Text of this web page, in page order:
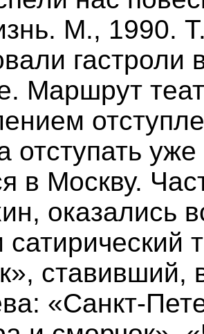
М., 1990.
гастроли
Маршрут
отступать
в Москву.
оказались
ставивший,
«Санкт-